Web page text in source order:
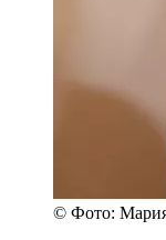
© Фото: Мария